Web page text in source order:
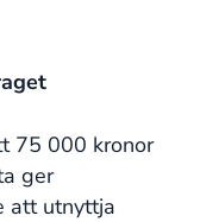
75 000 kronor
ger
att utnyttja